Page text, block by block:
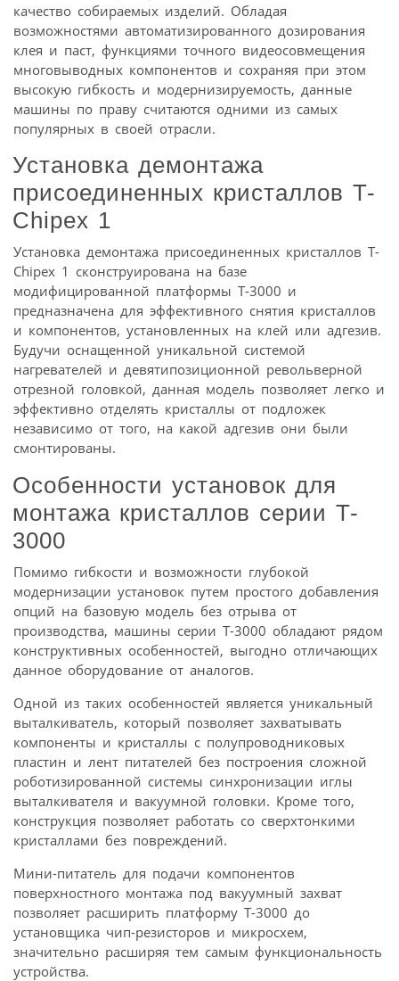
качество собираемых изделий. Обладая
возможностями автоматизированного дозирования
клея и паст, функциями точного видеосовмещения
многовыводных компонентов и сохраняя при этом
высокую гибкость и модернизируемость, данные
машины по праву считаются одними из самых
популярных в своей отрасли.
Установка демонтажа
присоединенных кристаллов T-
Chipex 1
Установка демонтажа присоединенных кристаллов T-
Chipex 1 сконструирована на базе
модифицированной платформы T-3000 и
предназначена для эффективного снятия кристаллов
и компонентов, установленных на клей или адгезив.
Будучи оснащенной уникальной системой
нагревателей и девятипозиционной револьверной
отрезной головкой, данная модель позволяет легко и
эффективно отделять кристаллы от подложек
независимо от того, на какой адгезив они были
смонтированы.
Особенности установок для
монтажа кристаллов серии T-
3000
Помимо гибкости и возможности глубокой
модернизации установок путем простого добавления
опций на базовую модель без отрыва от
производства, машины серии T-3000 обладают рядом
конструктивных особенностей, выгодно отличающих
данное оборудование от аналогов.
Одной из таких особенностей является уникальный
выталкиватель, который позволяет захватывать
компоненты и кристаллы с полупроводниковых
пластин и лент питателей без построения сложной
роботизированной системы синхронизации иглы
выталкивателя и вакуумной головки. Кроме того,
конструкция позволяет работать со сверхтонкими
кристаллами без повреждений.
Мини-питатель для подачи компонентов
поверхностного монтажа под вакуумный захват
позволяет расширить платформу T-3000 до
установщика чип-резисторов и микросхем,
значительно расширяя тем самым функциональность
устройства.